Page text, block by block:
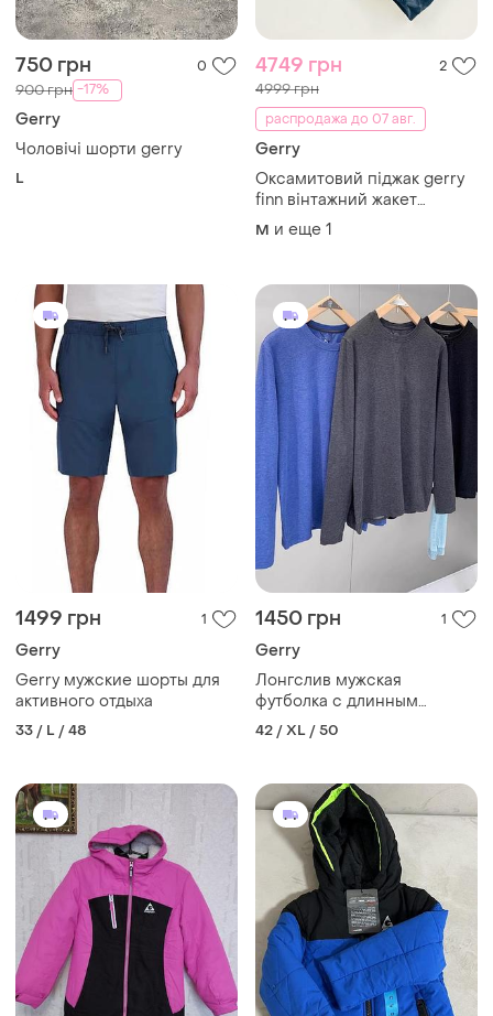
750 грн 0
900 грн -17%
Gerry
Чоловічі шорти gerry
L
4749 грн 2
4999 грн
распродажа до 07 авг.
Gerry
Оксамитовий піджак gerry
finn вінтажний жакет
оксамит блейзер жіночий
одяг верхній одяг
M и еще 1
1499 грн 1
Gerry
Gerry мужские шорты для
активного отдыха
33 / L / 48
1450 грн 1
Gerry
Лонгслив мужская
футболка с длинным
рукавом gerry оригинал
42 / XL / 50